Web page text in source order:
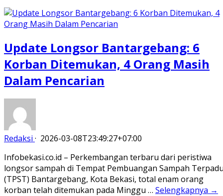
Update Longsor Bantargebang: 6
Korban Ditemukan, 4 Orang Masih
Dalam Pencarian
Redaksi · 2026-03-08T23:49:27+07:00
Infobekasi.co.id – Perkembangan terbaru dari peristiwa
longsor sampah di Tempat Pembuangan Sampah
(TPST) Bantargebang, Kota Bekasi, total enam orang
korban telah ditemukan pada Minggu … Selengkapnya →